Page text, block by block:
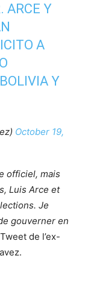
ARCE Y
A
Y
October 19,
officiel, mais
Luis Arce et
Je
gouverner en
de l’ex-